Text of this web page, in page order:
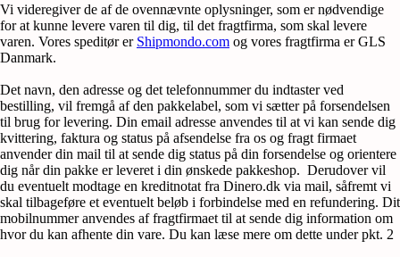
Vi videregiver de af de ovennævnte oplysninger, som er nødvendige
for at kunne levere varen til dig, til det fragtfirma, som skal levere
varen. Vores speditør er Shipmondo.com og vores fragtfirma er GLS
Danmark.
Det navn, den adresse og det telefonnummer du indtaster ved
bestilling, vil fremgå af den pakkelabel, som vi sætter på forsendelsen
til brug for levering. Din email adresse anvendes til at vi kan sende dig
kvittering, faktura og status på afsendelse fra os og fragt firmaet
anvender din mail til at sende dig status på din forsendelse og orientere
dig når din pakke er leveret i din ønskede pakkeshop. Derudover vil
du eventuelt modtage en kreditnotat fra Dinero.dk via mail, såfremt vi
skal tilbageføre et eventuelt beløb i forbindelse med en refundering. Dit
mobilnummer anvendes af fragtfirmaet til at sende dig information om
hvor du kan afhente din vare. Du kan læse mere om dette under pkt. 2